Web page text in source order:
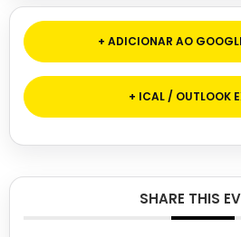
+ ADICIONAR AO
+ ICAL / OUTLOOK
SHARE THIS